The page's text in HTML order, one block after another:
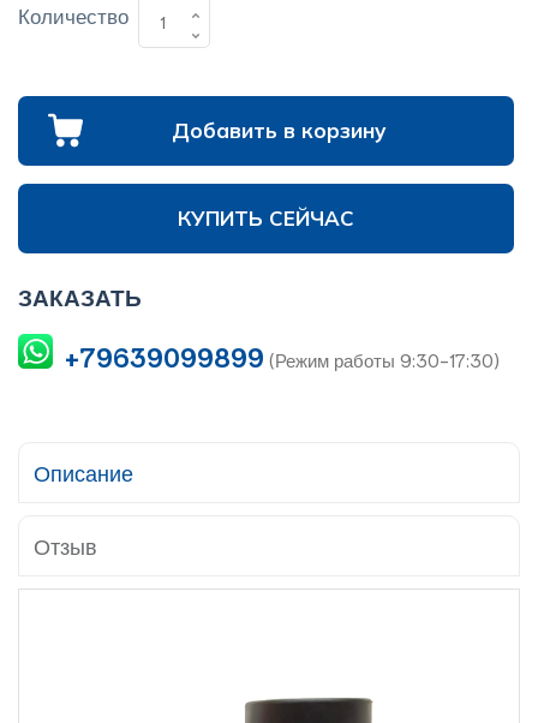
Количество
Добавить в корзину
КУПИТЬ СЕЙЧАС
ЗАКАЗАТЬ
+79639099899 (Режим работы 9:30-17:30)
Описание
Отзыв